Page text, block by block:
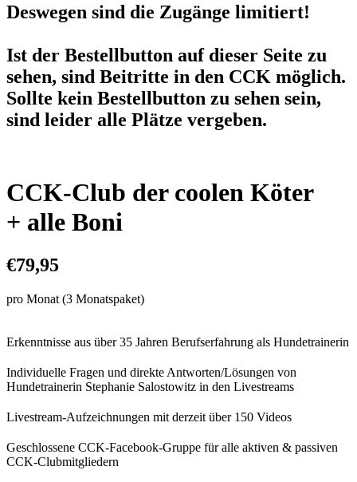
Deswegen sind die Zugänge limitiert!
Ist der Bestellbutton auf dieser Seite zu
sehen, sind Beitritte in den CCK möglich.
Sollte kein Bestellbutton zu sehen sein,
sind leider alle Plätze vergeben.
CCK-Club der coolen Köter
+ alle Boni
€79,95
pro Monat (3 Monatspaket)
Erkenntnisse aus über 35 Jahren Berufserfahrung als Hundetrainerin
Individuelle Fragen und direkte Antworten/Lösungen von
Hundetrainerin Stephanie Salostowitz in den Livestreams
Livestream-Aufzeichnungen mit derzeit über 150 Videos
Geschlossene CCK-Facebook-Gruppe für alle aktiven & passiven
CCK-Clubmitgliedern